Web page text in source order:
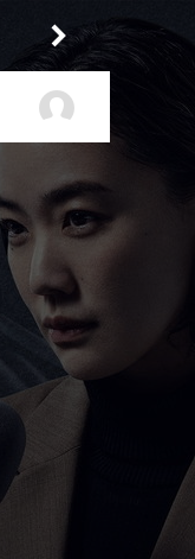
Shinobi666recommande